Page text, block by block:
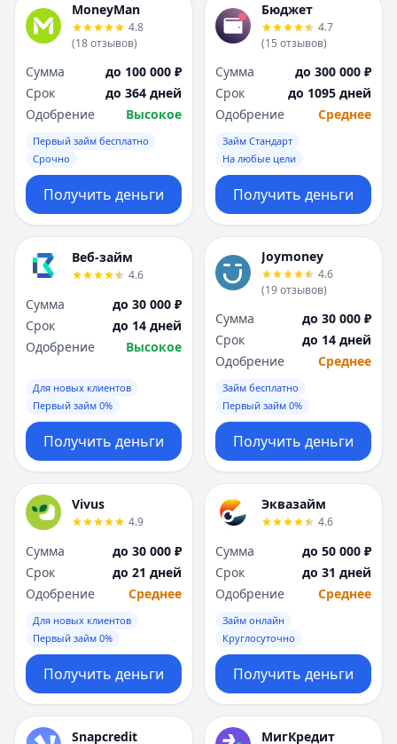
MoneyMan
4.8
(18отзывов)
Сумма
до 100 000 ₽
Срок
до 364 дней
Одобрение
Высокое
Первый займ бесплатно
Срочно
Получить деньги
Бюджет
4.7
(15 отзывов)
Сумма
до 300 000 ₽
Срок
до 1095 дней
Одобрение
Среднее
Займ Стандарт
На любые цели
Получить деньги
Веб-займ
4.6
Сумма
до 30 000 ₽
Срок
до 14 дней
Одобрение
Высокое
Для новых клиентов
Первый займ 0%
Получить деньги
Joymoney
4.6
(19отзывов)
Сумма
до 30 000 ₽
Срок
до 14 дней
Одобрение
Среднее
Займ бесплатно
Первый займ 0%
Получить деньги
Vivus
4.9
Сумма
до 30 000 ₽
Срок
до 21 дней
Одобрение
Среднее
Для новых клиентов
Первый займ 0%
Получить деньги
Эквазайм
4.6
Сумма
до 50 000 ₽
Срок
до 31 дней
Одобрение
Среднее
Займ онлайн
Круглосуточно
Получить деньги
Snapcredit МигКредит